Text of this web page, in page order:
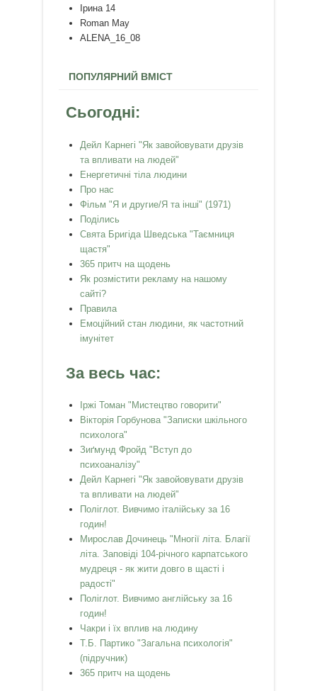
Ірина 14
Roman May
ALENA_16_08
ПОПУЛЯРНИЙ ВМІСТ
Сьогодні:
Дейл Карнегі "Як завойовувати друзів
та впливати на людей"
Енергетичні тіла людини
Про нас
Фільм "Я и другие/Я та інші" (1971)
Поділись
Свята Бригіда Шведська "Таємниця
щастя"
365 притч на щодень
Як розмістити рекламу на нашому
сайті?
Правила
Емоційний стан людини, як частотний
імунітет
За весь час:
Іржі Томан "Мистецтво говорити"
Вікторія Горбунова "Записки шкільного
психолога"
Зиґмунд Фройд "Вступ до
психоаналізу"
Дейл Карнегі "Як завойовувати друзів
та впливати на людей"
Поліглот. Вивчимо італійську за 16
годин!
Мирослав Дочинець "Многії літа. Благії
літа. Заповіді 104-річного карпатського
мудреця - як жити довго в щасті і
радості"
Поліглот. Вивчимо англійську за 16
годин!
Чакри і їх вплив на людину
Т.Б. Партико "Загальна психологія"
(підручник)
365 притч на щодень